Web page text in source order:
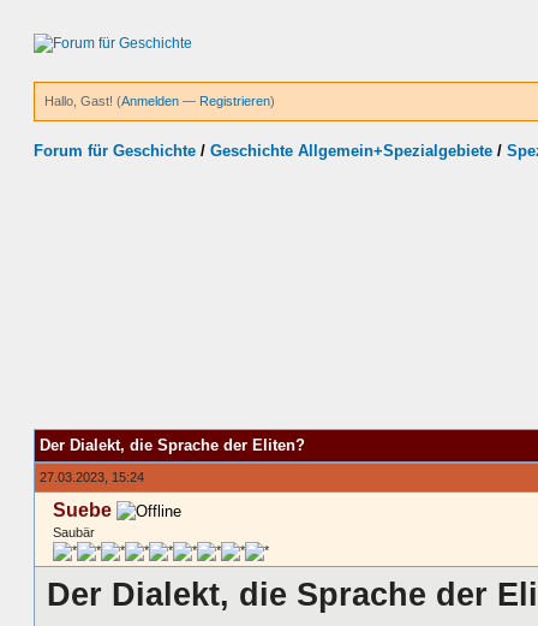
Hallo, Gast! (Anmelden — Registrieren)
Forum für Geschichte / Geschichte Allgemein+Spezialgebiete /
Der Dialekt, die Sprache der Eliten?
27.03.2023, 15:24
Suebe
Saubär
Der Dialekt, die Sprache der